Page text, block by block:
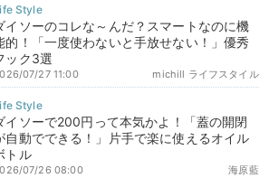
イソーのコレな～んだ？スマートなのに機
的！「一度使わないと手放せない！」優秀
ック3選
michill ライフスタイル
07/27 11:00
イソーで200円って本気かよ！「蓋の開閉
自動でできる！」片手で楽に使えるオイル
トル
海原藍
07/26 08:00